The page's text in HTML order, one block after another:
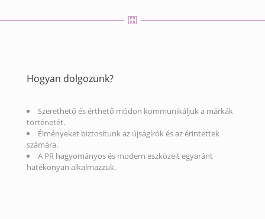
Hogyan dolgozunk?
Szerethető és érthető módon kommunikáljuk a márkák
történetét.
Élményeket biztosítunk az újságírók és az érintettek
számára.
A PR hagyományos és modern eszközeit egyaránt
hatékonyan alkalmazzuk.